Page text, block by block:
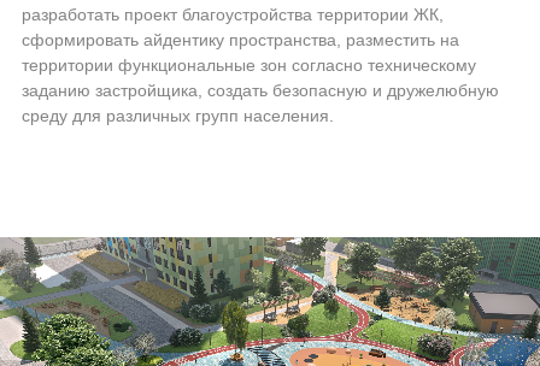
разработать проект благоустройства территории ЖК,
сформировать айдентику пространства, разместить на
территории функциональные зон согласно техническому
заданию застройщика, создать безопасную и дружелюбную
среду для различных групп населения.